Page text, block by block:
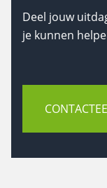
Deel jouw
je kunnen